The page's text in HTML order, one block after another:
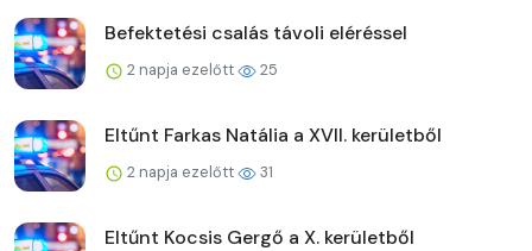
Befektetési csalás távoli eléréssel
2 napja ezelőtt 25
Eltűnt Farkas Natália a XVII. kerületből
2 napja ezelőtt 31
Eltűnt Kocsis Gergő a X. kerületből